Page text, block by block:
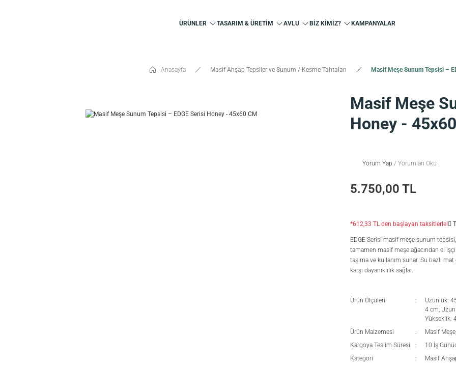
ÜRÜNLER TASARIM & ÜRETİM AVLU BİZ KİMİZ? KAMPANYALAR
Anasayfa Masif Ahşap Tepsiler ve Sunum / Kesme Tahtaları Masif Meşe Sunum Tepsisi –
Masif Meşe
Honey -
Yorum Yap / Yorumları Oku
5.750,00 TL
*612,33 TL den başlayan taksitlerle!
EDGE Serisi masif meşe sunum
tamamen masif meşe ağacından el
taşıma ve kullanım sunar. Su bazlı
karşı dayanıklılık sağlar.
Ürün Ölçüleri
Uzunluk:
4 cm,
Yükseklik:
Ürün Malzemesi
Masif
Kargoya Teslim Süresi
10 İş
Kategori
Masif